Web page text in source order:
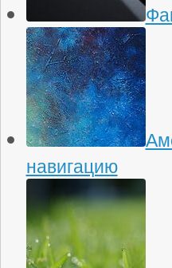
навигацию